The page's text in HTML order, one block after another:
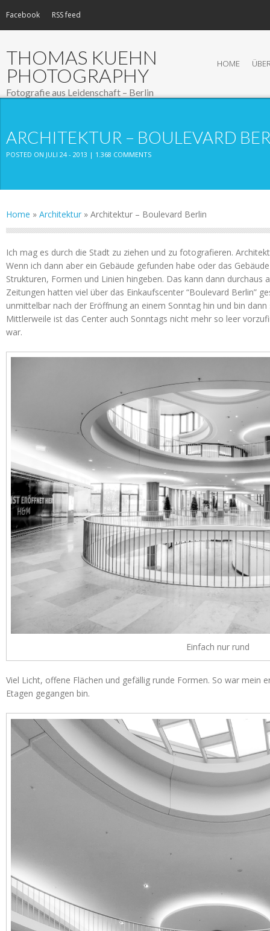
Facebook RSS feed
THOMAS KUEHN
PHOTOGRAPHY
Fotografie aus Leidenschaft – Berlin
HOME
ARCHITEKTUR – BOULEVARD
POSTED ON JULI 24 - 2013 | 1.368 COMMENTS
Home » Architektur » Architektur – Boulevard Berlin
Ich mag es durch die Stadt zu ziehen und zu fotografieren.
Wenn ich dann aber ein Gebäude gefunden habe oder das
Strukturen, Formen und Linien hingeben. Das kann dann durchaus
Zeitungen hatten viel über das Einkaufscenter “Boulevard Berlin”
unmittelbar nach der Eröffnung an einem Sonntag hin und bin
Mittlerweile ist das Center auch Sonntags nicht mehr so leer
war.
Einfach nur rund
Viel Licht, offene Flächen und gefällig runde Formen. So war mein
Etagen gegangen bin.